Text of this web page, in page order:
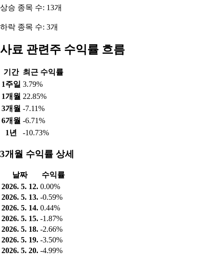
상승 종목 수: 13개
하락 종목 수: 3개
사료 관련주 수익률 흐름
기간 최근 수익률
1주일 3.79%
1개월 22.85%
3개월 -7.11%
6개월 -6.71%
1년
-10.73%
3개월 수익률 상세
날짜
수익률
2026. 5. 12. 0.00%
2026. 5. 13. -0.59%
2026. 5. 14. 0.44%
2026. 5. 15. -1.87%
2026. 5. 18. -2.66%
2026. 5. 19. -3.50%
2026. 5. 20. -4.99%